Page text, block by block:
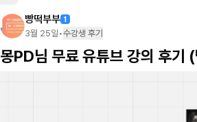
빵떡부부 1
3월 25일 •수강생 후기
몽PD님 무료 유튜브 강의 후기